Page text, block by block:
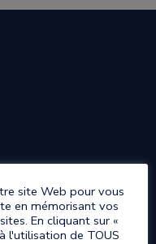
site Web pour vous
en mémorisant vos
En cliquant sur «
l'utilisation de TOUS